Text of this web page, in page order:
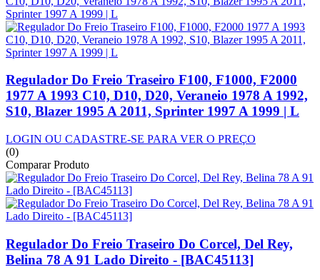
Regulador Do Freio Traseiro F100, F1000, F2000
1977 A 1993 C10, D10, D20, Veraneio 1978 A 1992,
S10, Blazer 1995 A 2011, Sprinter 1997 A 1999 | L
LOGIN OU CADASTRE-SE PARA VER O PREÇO
(0)
Comparar Produto
Regulador Do Freio Traseiro Do Corcel, Del Rey,
Belina 78 A 91 Lado Direito - [BAC45113]